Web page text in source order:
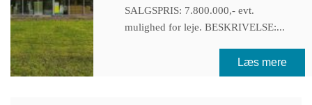
SALGSPRIS: 7.800.000,- evt.
mulighed for leje. BESKRIVELSE:...
Læs mere